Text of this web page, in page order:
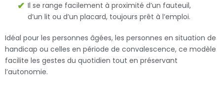
Il se range facilement à proximité d’un fauteuil,
d’un lit ou d’un placard, toujours prêt à l’emploi.
Idéal pour les personnes âgées, les personnes en situation de
handicap ou celles en période de convalescence, ce modèle
facilite les gestes du quotidien tout en préservant
l’autonomie.